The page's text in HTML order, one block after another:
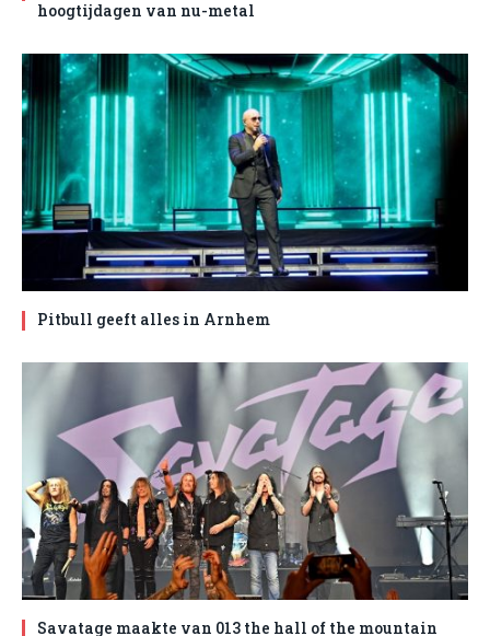
hoogtijdagen van nu-metal
Pitbull geeft alles in Arnhem
Savatage maakte van 013 the hall of the mountain